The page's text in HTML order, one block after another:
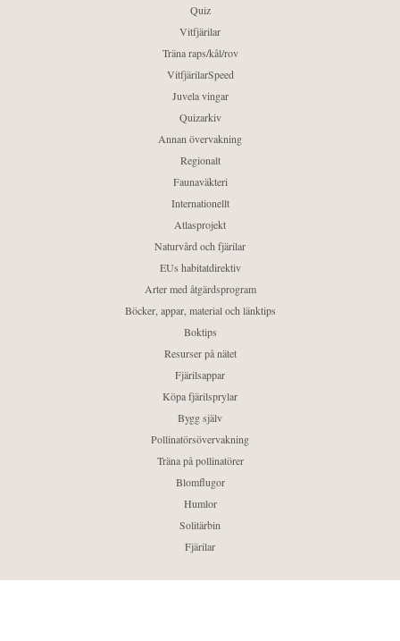
Quiz
Vitfjärilar
Träna raps/kål/rov
VitfjärilarSpeed
Juvela vingar
Quizarkiv
Annan övervakning
Regionalt
Faunaväkteri
Internationellt
Atlasprojekt
Naturvård och fjärilar
EUs habitatdirektiv
Arter med åtgärdsprogram
Böcker, appar, material och länktips
Boktips
Resurser på nätet
Fjärilsappar
Köpa fjärilsprylar
Bygg själv
Pollinatörsövervakning
Träna på pollinatörer
Blomflugor
Humlor
Solitärbin
Fjärilar